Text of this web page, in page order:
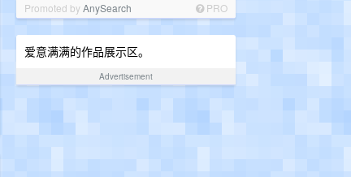
Promoted byAnySearch PRO
爱意满满的作品展示区。
Advertisement